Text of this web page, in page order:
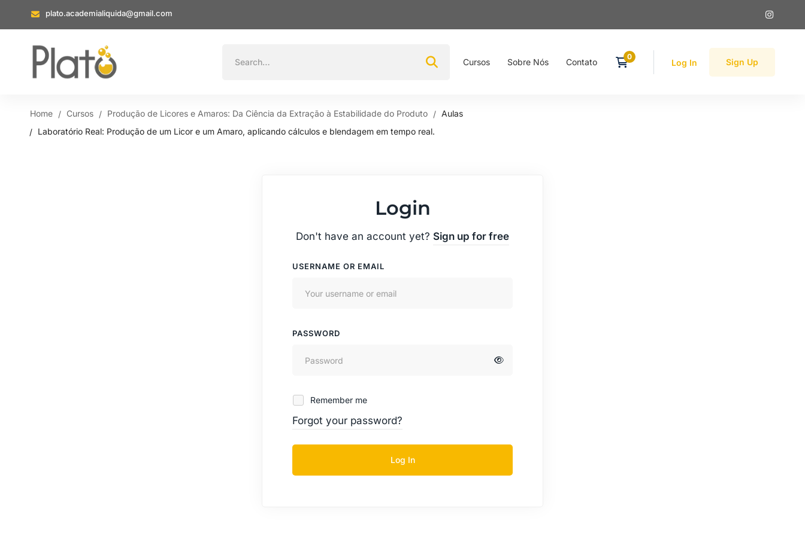
plato.academialiquida@gmail.com
Cursos Sobre Nós Contato Log In Sign Up
Home Cursos Produção de Licores e Amaros: Da Ciência da Extração à Estabilidade do Produto
Aulas
Laboratório Real: Produção de um Licor e um Amaro, aplicando cálculos e blendagem em tempo real.
Login
Don't have an account yet? Sign up for free
USERNAME OR EMAIL
PASSWORD
Remember me
Forgot your password?
Log In